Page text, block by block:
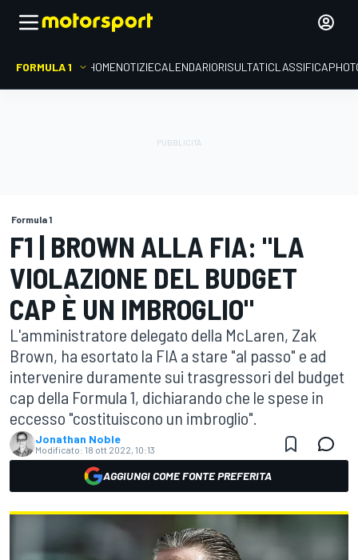
FORMULA 1 HOMENOTIZIECALENDARIORISULTATICLASSIFICA
Formula 1
F1 | BROWN ALLA FIA: "LA
VIOLAZIONE DEL BUDGET
CAP È UN IMBROGLIO"
L'amministratore delegato della McLaren, Zak
Brown, ha esortato la FIA a stare "al passo" e ad
intervenire duramente sui trasgressori del budget
cap della Formula 1, dichiarando che le spese in
eccesso "costituiscono un imbroglio".
Jonathan Noble
Modificato: 18 ott 2022, 10:13
AGGIUNGI COME FONTE PREFERITA